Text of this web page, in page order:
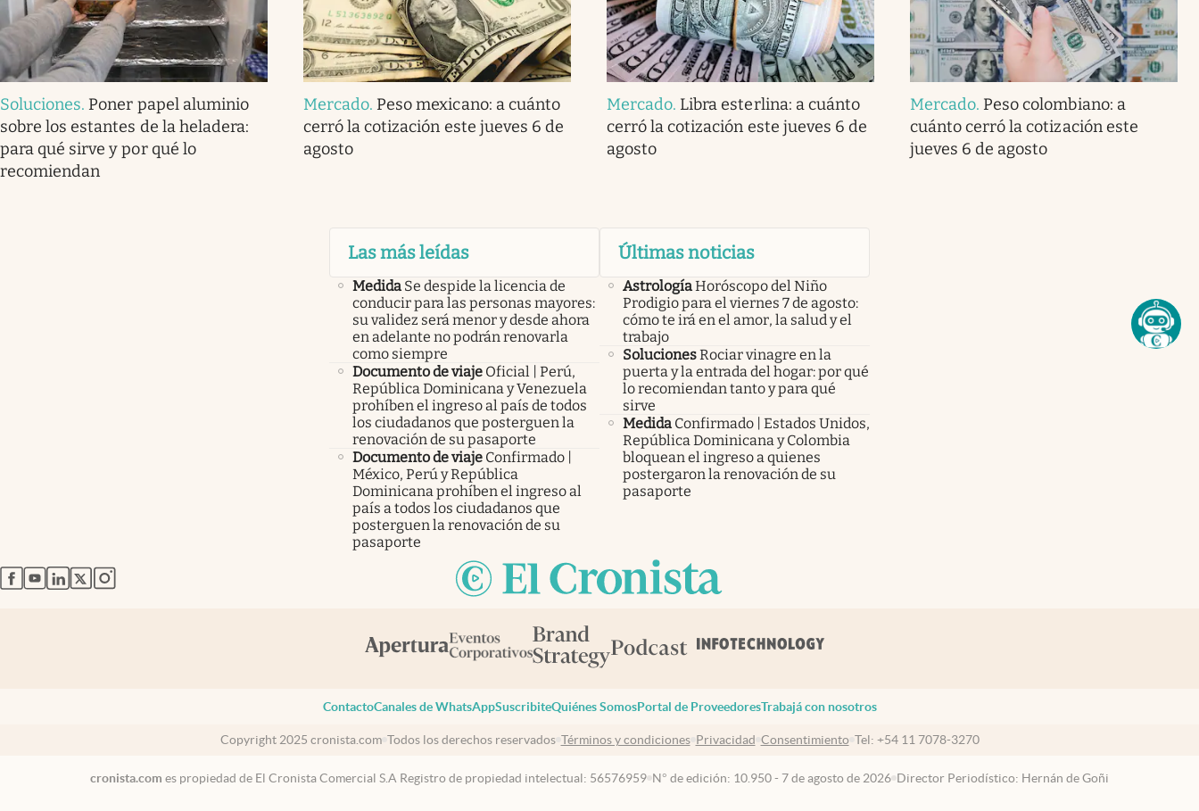
Soluciones. Poner papel aluminio
sobre los estantes de la heladera:
para qué sirve y por qué lo
recomiendan
Mercado. Peso mexicano: a cuánto
cerró la cotización este jueves 6 de
agosto
Mercado. Libra esterlina: a cuánto
cerró la cotización este jueves 6 de
agosto
Mercado. Peso colombiano: a
cuánto cerró la cotización este
jueves 6 de agosto
Las más leídas
Medida Se despide la licencia de
conducir para las personas mayores:
su validez será menor y desde ahora
en adelante no podrán renovarla
como siempre
Documento de viaje Oficial | Perú,
República Dominicana y Venezuela
prohíben el ingreso al país de todos
los ciudadanos que posterguen la
renovación de su pasaporte
Documento de viaje Confirmado |
México, Perú y República
Dominicana prohíben el ingreso al
país a todos los ciudadanos que
posterguen la renovación de su
pasaporte
Últimas noticias
AstrologíaHoróscopo del Niño
Prodigio para el viernes 7 de agosto:
cómo te irá en el amor, la salud y el
trabajo
SolucionesRociar vinagre en la
puerta y la entrada del hogar: por qué
lo recomiendan tanto y para qué
sirve
Medida Confirmado | Estados Unidos,
República Dominicana y Colombia
bloquean el ingreso a quienes
postergaron la renovación de su
pasaporte
abre en nueva pestaña
abre en nueva pestaña
abre en nueva pestaña
abre en nueva pestaña
abre en nueva pestaña
ContactoCanales de WhatsAppSuscribiteQuiénes SomosPortal de ProveedoresTrabajá con nosotros
Copyright 2025 cronista.com Todos los derechos reservados Términos y condiciones Privacidad Consentimiento Tel: +54 11 7078-3270
cronista.com es propiedad de El Cronista Comercial S.A Registro de propiedad intelectual: 56576959 N° de edición: 10.950 - 7 de agosto de 2026 Director Periodístico: Hernán de Goñi